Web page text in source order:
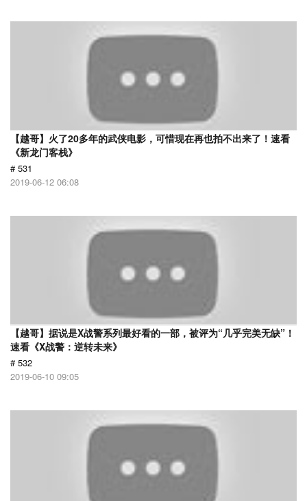
【越哥】火了20多年的武侠电影，可惜现在再也拍不出来了！速看
《新龙门客栈》
# 531
2019-06-12 06:08
【越哥】据说是X战警系列最好看的一部，被评为“几乎完美无缺”！
速看《X战警：逆转未来》
# 532
2019-06-10 09:05